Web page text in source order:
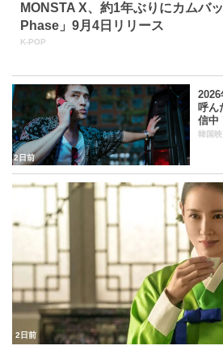
MONSTA X、約1年ぶりにカムバ
Phase」9月4日リリース
K-POP
2日前
呼ん
信中
韓国
2日前